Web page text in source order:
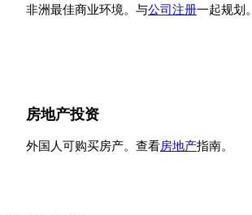
非洲最佳商业环境。与公司注册一起规划。
房地产投资
外国人可购买房产。查看房地产指南。